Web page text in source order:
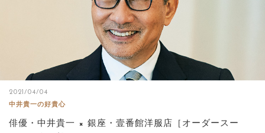
2021/04/04
中井貴一の好貴心
俳優・中井貴一 × 銀座・壹番館洋服店［オーダースー